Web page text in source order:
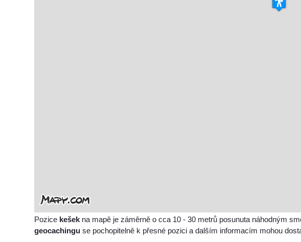
Pozice kešek na mapě je záměrně o cca 10 - 30 metrů posunuta náhodným
geocachingu se pochopitelně k přesné pozici a dalším informacím mohou